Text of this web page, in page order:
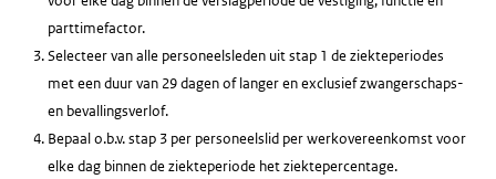
parttimefactor.
Selecteer van alle personeelsleden uit stap 1 de ziekteperiodes
met een duur van 29 dagen of langer en exclusief zwangerschaps-
en bevallingsverlof.
Bepaal o.b.v. stap 3 per personeelslid per werkovereenkomst voor
elke dag binnen de ziekteperiode het ziektepercentage.